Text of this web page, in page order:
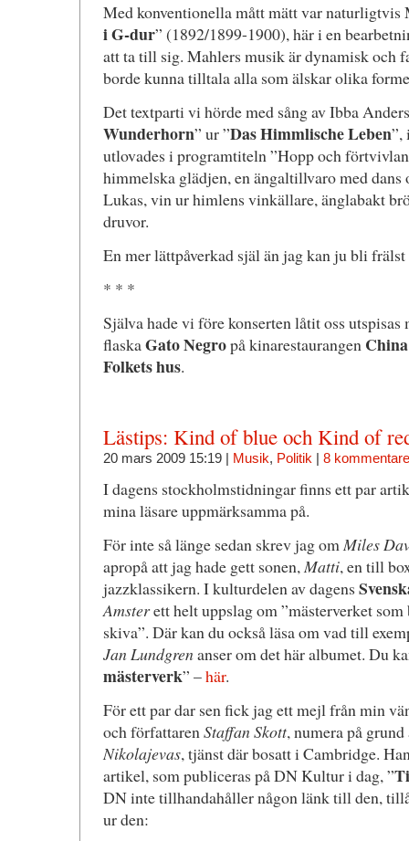
Med konventionella mått mätt var naturligtvis
i G-dur” (1892/1899-1900), här i en
att ta till sig. Mahlers musik är dynamisk och
borde kunna tilltala alla som älskar olika
Det textparti vi hörde med sång av Ibba
Wunderhorn” ur ”Das Himmlische Leben”,
utlovades i programtiteln ”Hopp och
himmelska glädjen, en ängaltillvaro med dans
Lukas, vin ur himlens vinkällare, änglabakt
druvor.
En mer lättpåverkad själ än jag kan ju bli
* * *
Själva hade vi före konserten låtit oss utspisas
flaskaGato Negropå kinarestaurangen
Folkets hus.
Lästips: Kind of blue och Kind of
20 mars 2009 15:19 | Musik, Politik | 8
I dagens stockholmstidningar finns ett par
mina läsare uppmärksamma på.
För inte så länge sedan skrev jag omMiles
apropå att jag hade gett sonen,Matti, en till
jazzklassikern. I kulturdelen av dagens
Amsterett helt uppslag om ”mästerverket som
skiva”. Där kan du också läsa om vad till
Jan Lundgrenanser om det här albumet. Du
mästerverk” –här.
För ett par dar sen fick jag ett mejl från min
och författarenStaffan Skott, numera på
Nikolajevas, tjänst där bosatt i Cambridge.
artikel, som publiceras på DN Kultur i dag, ”
DN inte tillhandahåller någon länk till den,
ur den: